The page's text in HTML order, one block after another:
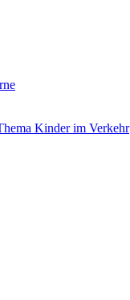
Kinder im Verkehr